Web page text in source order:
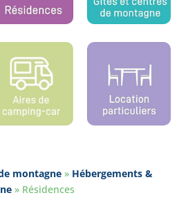
montagne » Hébergements &
» Résidences